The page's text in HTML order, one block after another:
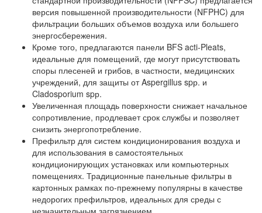
версия повышенной производительности (NFPHC) для
фильтрации больших объемов воздуха или большего
энергосбережения.
Кроме того, предлагаются панели BFS acti-Pleats,
идеальные для помещений, где могут присутствовать
споры плесеней и грибов, в частности, медицинских
учреждений, для защиты от Aspergillus spр. и
Cladosporium spр.
Увеличенная площадь поверхности снижает начальное
сопротивление, продлевает срок службы и позволяет
снизить энергопотребление.
Префильтр для систем кондиционирования воздуха и
для использования в самостоятельных
кондиционирующих установках или компьютерных
помещениях. Традиционные панельные фильтры в
картонных рамках по-прежнему популярны в качестве
недорогих префильтров, идеальных для среды с